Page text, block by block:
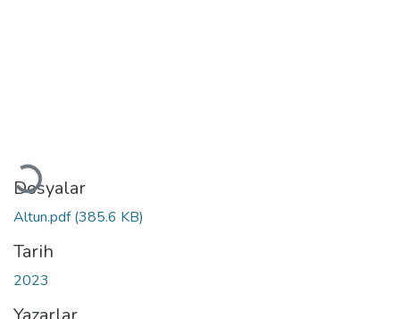
Yükleniyor...
Dosyalar
Altun.pdf(385.6 KB)
Tarih
2023